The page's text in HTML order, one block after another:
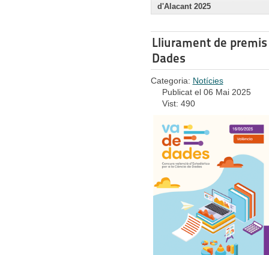
d'Alacant 2025
Lliurament de
Dades
Categoria: Notícies
Publicat el 06 Mai 2025
Vist: 490